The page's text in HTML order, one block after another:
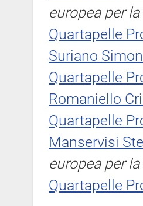
europea per
Quartapelle
Suriano
Quartapelle
Romaniello
Quartapelle
Manservisi
europea per
Quartapelle